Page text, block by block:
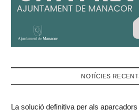
NOTÍCIES
La solució definitiva per als aparcadors